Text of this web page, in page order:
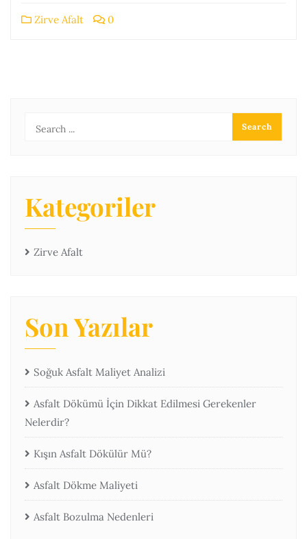
Zirve Afalt 0
Kategoriler
Zirve Afalt
Son Yazılar
Soğuk Asfalt Maliyet Analizi
Asfalt Dökümü İçin Dikkat Edilmesi Gerekenler
Nelerdir?
Kışın Asfalt Dökülür Mü?
Asfalt Dökme Maliyeti
Asfalt Bozulma Nedenleri